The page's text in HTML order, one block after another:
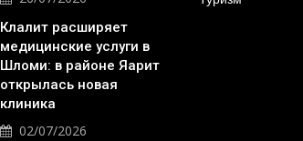
Клалит расширяет
медицинские услуги в
Шломи: в районе Яарит
открылась новая
клиника
02/07/2026